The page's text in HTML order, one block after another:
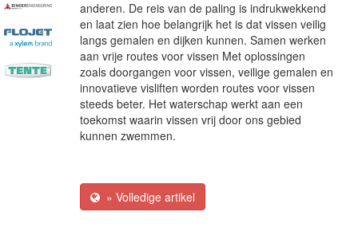
anderen. De reis van de paling is indrukwekkend
en laat zien hoe belangrijk het is dat vissen veilig
langs gemalen en dijken kunnen. Samen werken
aan vrije routes voor vissen Met oplossingen
zoals doorgangen voor vissen, veilige gemalen en
innovatieve visliften worden routes voor vissen
steeds beter. Het waterschap werkt aan een
toekomst waarin vissen vrij door ons gebied
kunnen zwemmen.
» Volledige artikel